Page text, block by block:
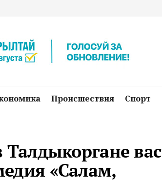
Происшествия Спорт
вас
«Салам,